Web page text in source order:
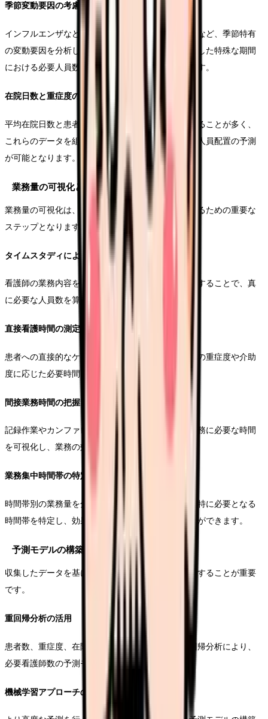
季節変動要因の考慮
インフルエンザなどの感染症流行期や長期休暇期間など、季節特有
の変動要因を分析します。過去のデータから、そうした特殊な期間
における必要人員数の増減を予測することが可能です。
在院日数と重症度の相関分析
平均在院日数と患者の重症度には相関関係が見られることが多く、
これらのデータを組み合わせることで、より正確な人員配置の予測
が可能となります。
業務量の可視化と分析
業務量の可視化は、より効率的な人員配置を実現するための重要な
ステップとなります。
タイムスタディによる業務分析
看護師の業務内容を時間帯別に詳細に記録し、分析することで、真
に必要な人員数を算出することができます。
直接看護時間の測定
患者への直接的なケアに要する時間を測定し、患者の重症度や介助
度に応じた必要時間を算出します。
間接業務時間の把握
記録作業やカンファレンス、申し送りなどの間接業務に必要な時間
を可視化し、業務の効率化につなげます。
業務集中時間帯の特定
時間帯別の業務量を分析することで、マンパワーが特に必要となる
時間帯を特定し、効果的な人員配置につなげることができます。
予測モデルの構築と運用
収集したデータを基に、効果的な予測モデルを構築することが重要
です。
重回帰分析の活用
患者数、重症度、在院日数などの変数を用いた重回帰分析により、
必要看護師数の予測モデルを構築します。
機械学習アプローチの導入